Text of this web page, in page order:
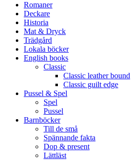
Romaner
Deckare
Historia
Mat & Dryck
Trädgård
Lokala böcker
English books
Classic
Classic leather bound
Classic guilt edge
Pussel & Spel
Spel
Pussel
Barnböcker
Till de små
Spännande fakta
Dop & present
Lättläst